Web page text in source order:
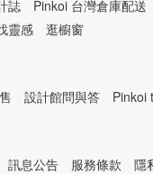
誌 Pinkoi 台灣倉庫配送
靈感 逛櫥窗
設計館問與答 Pinkoi
訊息公告 服務條款
隱